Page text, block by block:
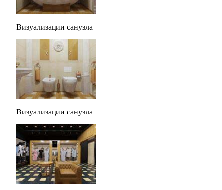
Визуализации санузла
Визуализации санузла